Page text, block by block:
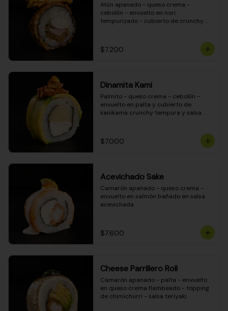
Atún apanado - queso crema -
cebollín - envuelto en nori
tempurizado - cubierto de crunchy
$7.200
Dinamita Kami
Palmito - queso crema - cebollín -
envuelto en palta y cubierto de
kanikama crunchy tempura y salsa
$7.000
Acevichado Sake
Camarón apanado - queso crema -
envuelto en salmón bañado en salsa
acevichada
$7.600
Cheese Parrillero Roll
Camarón apanado - palta - envuelto
en queso crema flambeado - topping
de chimichurri - salsa teriyaki